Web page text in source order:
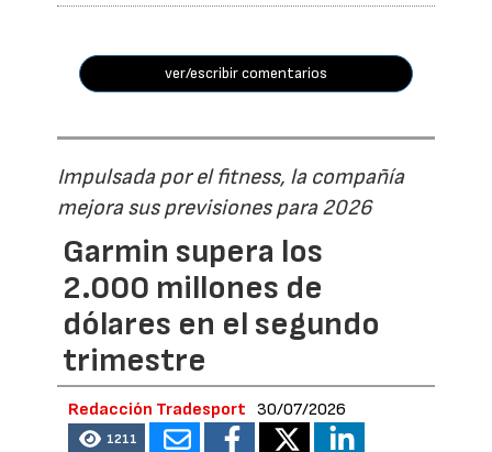
ver/escribir comentarios
Impulsada por el fitness, la compañía
mejora sus previsiones para 2026
Garmin supera los
2.000 millones de
dólares en el segundo
trimestre
Redacción Tradesport 30/07/2026
1211